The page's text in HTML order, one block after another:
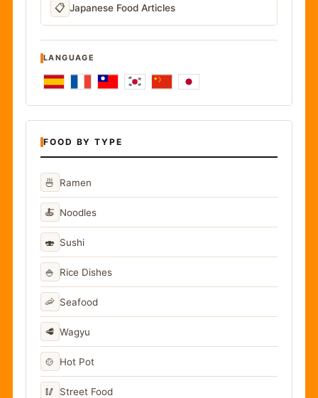
📋 Japanese Food Articles
LANGUAGE
FOOD BY TYPE
🍜 Ramen
🍝 Noodles
🍣 Sushi
🍚 Rice Dishes
🦐 Seafood
🥩 Wagyu
🍲 Hot Pot
🥢 Street Food